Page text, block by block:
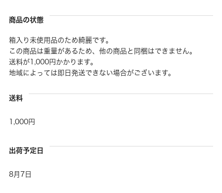
商品の状態
箱入り未使用品のため綺麗です。
この商品は重量があるため、他の商品と同梱はできません。
送料が1,000円かかります。
地域によっては即日発送できない場合がございます。
送料
1,000円
出荷予定日
8月7日